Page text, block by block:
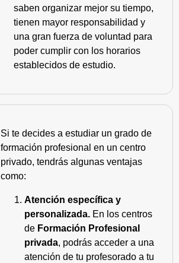
saben organizar mejor su tiempo,
tienen mayor responsabilidad y
una gran fuerza de voluntad para
poder cumplir con los horarios
establecidos de estudio.
Si te decides a estudiar un grado de
formación profesional en un centro
privado, tendrás algunas ventajas
como:
Atención específica y
personalizada. En los centros
de Formación Profesional
privada, podrás acceder a una
atención de tu profesorado a tu